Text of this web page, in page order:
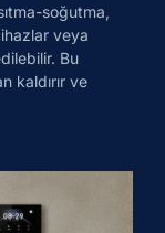
soğutma,
veya
Bu
kaldırır ve